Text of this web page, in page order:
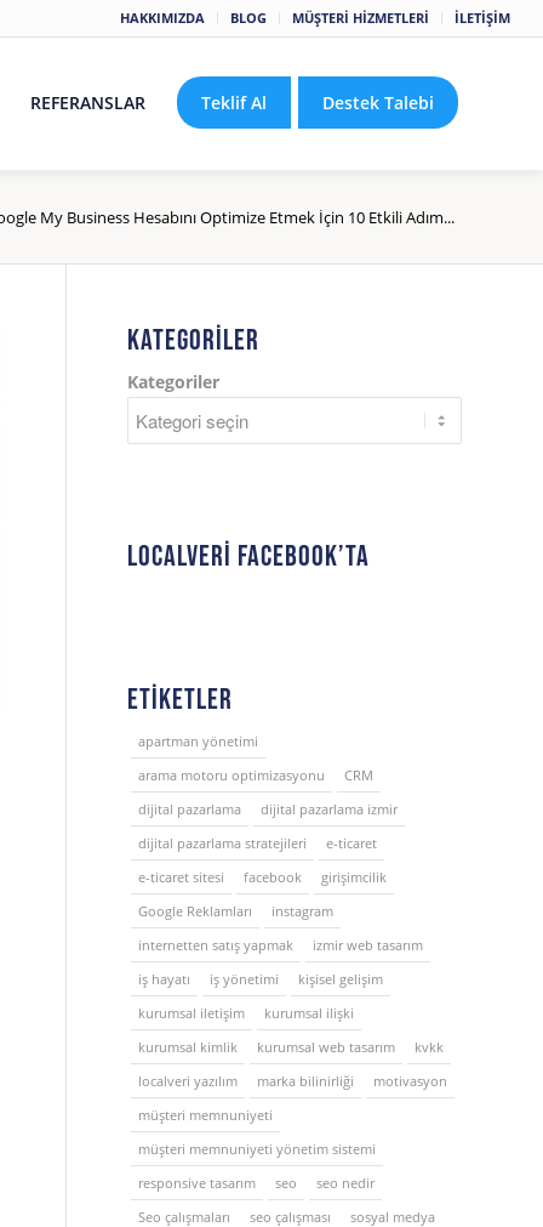
HAKKIMIZDA BLOG MÜŞTERİ HİZMETLERİ İLETİŞİM
REFERANSLAR Teklif Al Destek Talebi
My Business Hesabını Optimize Etmek İçin 10 Etkili Adım...
KATEGORILER
Kategoriler
LOCALVERI FACEBOOK’TA
ETIKETLER
apartman yönetimi
arama motoru optimizasyonu
CRM
dijital pazarlama
dijital pazarlama izmir
dijital pazarlama stratejileri
e-ticaret
e-ticaret sitesi
facebook
girişimcilik
Google Reklamları
instagram
internetten satış yapmak
izmir web tasarım
iş hayatı
iş yönetimi
kişisel gelişim
kurumsal iletişim
kurumsal ilişki
kurumsal kimlik
kurumsal web tasarım
kvkk
localveri yazılım
marka bilinirliği
motivasyon
müşteri memnuniyeti
müşteri memnuniyeti yönetim sistemi
responsive tasarım
seo
seo nedir
Seo çalışmaları
seo çalışması
sosyal medya